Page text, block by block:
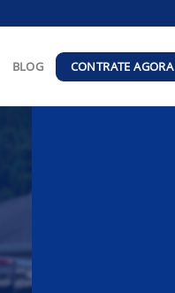
BLOG CONTRATE AGORA